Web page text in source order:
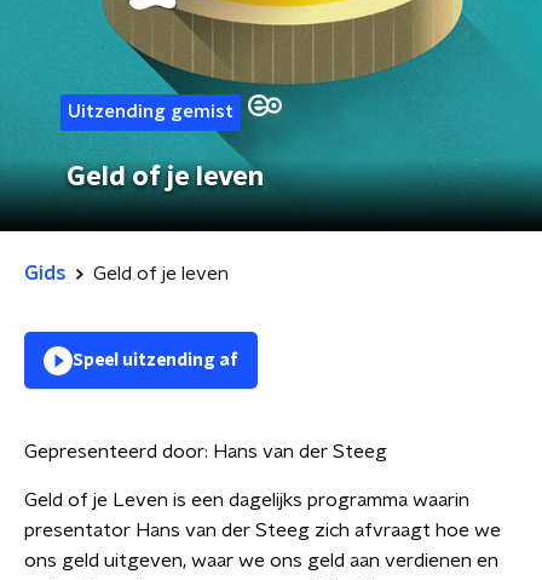
Uitzending gemist
Geld of je leven
Gids Geld of je leven
Speel uitzending af
Gepresenteerd door: Hans van der Steeg
Geld of je Leven is een dagelijks programma waarin
presentator Hans van der Steeg zich afvraagt hoe we
ons geld uitgeven, waar we ons geld aan verdienen en